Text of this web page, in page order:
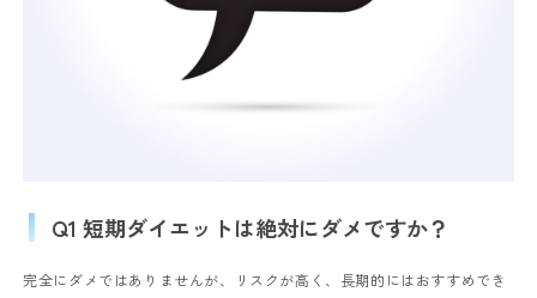
Q1 短期ダイエットは絶対にダメですか？
完全にダメではありませんが、リスクが高く、長期的にはおすすめでき